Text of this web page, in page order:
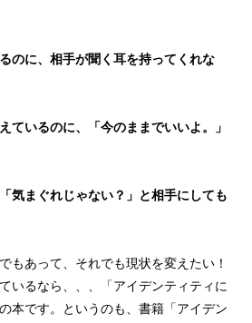
のに、相手が聞く耳を持ってくれな
ているのに、「今のままでいいよ。」
気まぐれじゃない？」と相手にしても
もあって、それでも現状を変えたい！
いるなら、、、
「アイデンティティに
本です。
というのも、書籍「アイデン